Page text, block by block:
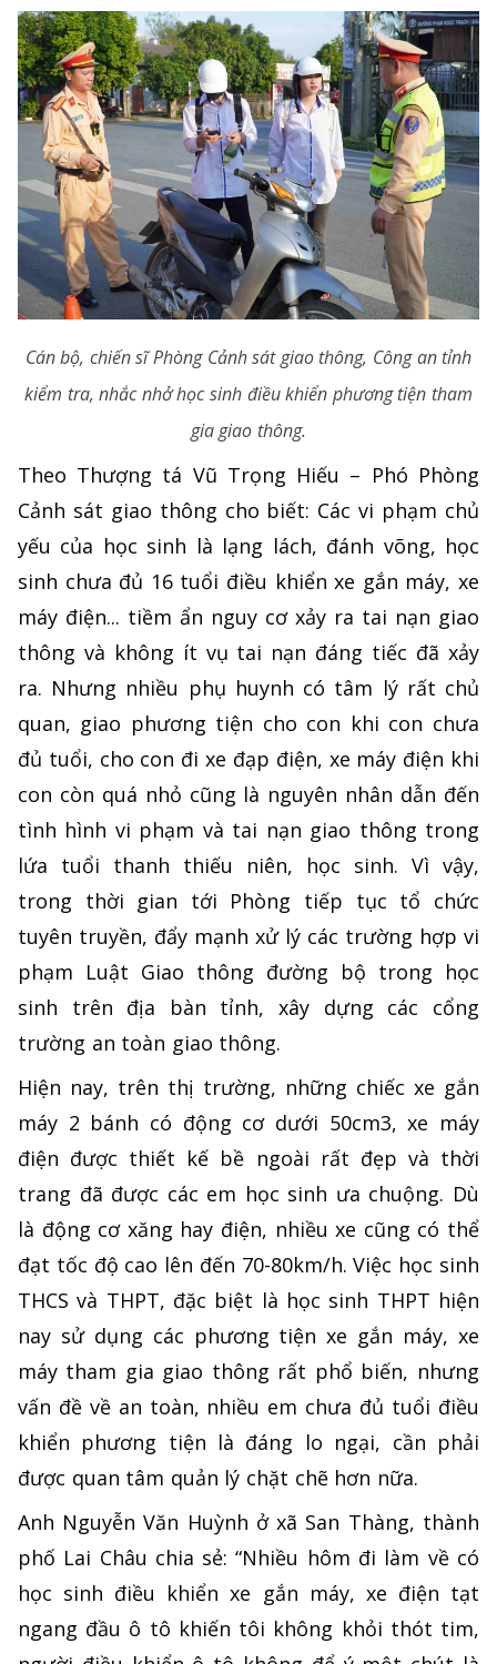
Cán bộ, chiến sĩ Phòng Cảnh sát giao thông, Công an tỉnh
kiểm tra, nhắc nhở học sinh điều khiển phương tiện tham
gia giao thông.
Theo Thượng tá Vũ Trọng Hiếu – Phó Phòng
Cảnh sát giao thông cho biết: Các vi phạm chủ
yếu của học sinh là lạng lách, đánh võng, học
sinh chưa đủ 16 tuổi điều khiển xe gắn máy, xe
máy điện... tiềm ẩn nguy cơ xảy ra tai nạn giao
thông và không ít vụ tai nạn đáng tiếc đã xảy
ra. Nhưng nhiều phụ huynh có tâm lý rất chủ
quan, giao phương tiện cho con khi con chưa
đủ tuổi, cho con đi xe đạp điện, xe máy điện khi
con còn quá nhỏ cũng là nguyên nhân dẫn đến
tình hình vi phạm và tai nạn giao thông trong
lứa tuổi thanh thiếu niên, học sinh. Vì vậy,
trong thời gian tới Phòng tiếp tục tổ chức
tuyên truyền, đẩy mạnh xử lý các trường hợp vi
phạm Luật Giao thông đường bộ trong học
sinh trên địa bàn tỉnh, xây dựng các cổng
trường an toàn giao thông.
Hiện nay, trên thị trường, những chiếc xe gắn
máy 2 bánh có động cơ dưới 50cm3, xe máy
điện được thiết kế bề ngoài rất đẹp và thời
trang đã được các em học sinh ưa chuộng. Dù
là động cơ xăng hay điện, nhiều xe cũng có thể
đạt tốc độ cao lên đến 70-80km/h. Việc học sinh
THCS và THPT, đặc biệt là học sinh THPT hiện
nay sử dụng các phương tiện xe gắn máy, xe
máy tham gia giao thông rất phổ biến, nhưng
vấn đề về an toàn, nhiều em chưa đủ tuổi điều
khiển phương tiện là đáng lo ngại, cần phải
được quan tâm quản lý chặt chẽ hơn nữa.
Anh Nguyễn Văn Huỳnh ở xã San Thàng, thành
phố Lai Châu chia sẻ: “Nhiều hôm đi làm về có
học sinh điều khiển xe gắn máy, xe điện tạt
ngang đầu ô tô khiến tôi không khỏi thót tim,